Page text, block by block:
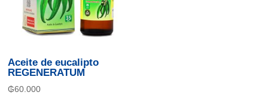
Aceite de eucalipto
REGENERATUM
₲60.000